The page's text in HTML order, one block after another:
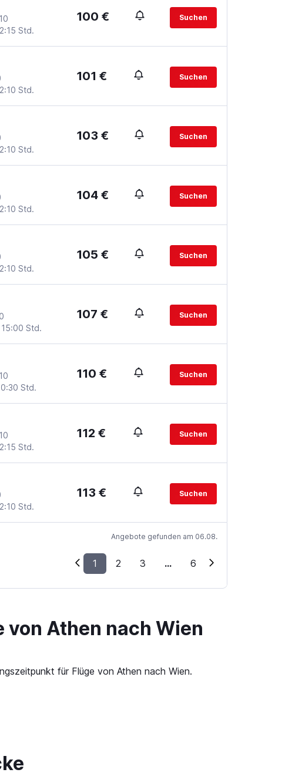
2:15 Std.
100 € Suchen
2:10 Std.
101 € Suchen
2:10 Std.
103 € Suchen
2:10 Std.
104 € Suchen
2:10 Std.
105 € Suchen
15:00 Std.
107 € Suchen
Std.
110 € Suchen
2:15 Std.
112 € Suchen
2:10 Std.
113 € Suchen
Angebote gefunden am 06.08.
1 2 3 ... 6
Athen nach Wien
für Flüge von Athen nach Wien.